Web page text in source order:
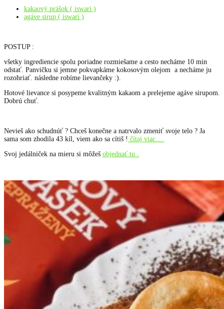
kakaový prášok ( iswari )
agáve sirup ( iswari )
POSTUP :
všetky ingrediencie spolu poriadne rozmiešame a cesto necháme 10 min
odstať. Panvičku si jemne pokvapkáme kokosovým olejom a necháme ju
rozohriať. následne robíme lievančeky :).
Hotové lievance si posypeme kvalitným kakaom a prelejeme agáve sirupom.
Dobrú chuť.
Nevieš ako schudnúť ? Chceš konečne a natrvalo zmeniť svoje telo ? Ja
sama som zhodila 43 kíl, viem ako sa cítiš ! čítaj viac…
Svoj jedálniček na mieru si môžeš objednať tu .